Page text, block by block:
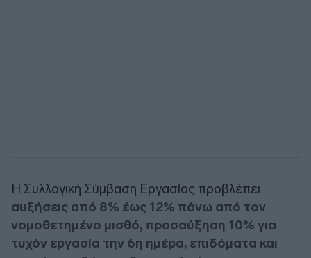
Η Συλλογική Σύμβαση Εργασίας προβλέπει
αυξήσεις από 8% έως 12% πάνω από τον
νομοθετημένο μισθό, προσαύξηση 10% για
τυχόν εργασία την 6η ημέρα, επιδόματα και